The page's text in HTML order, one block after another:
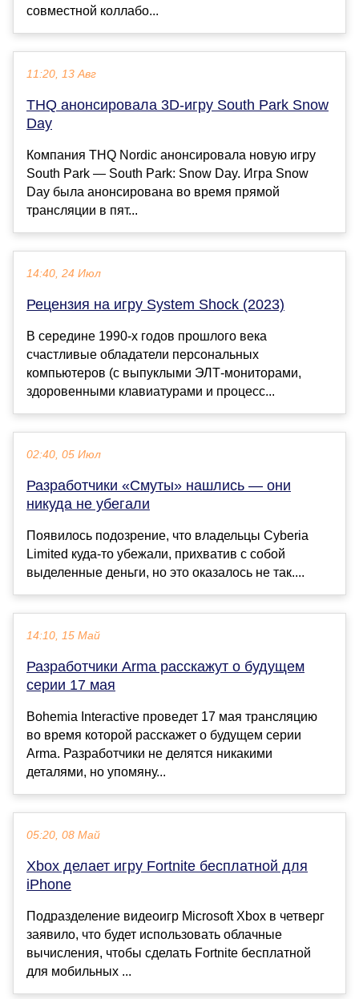
совместной коллабо...
11:20, 13 Авг
THQ анонсировала 3D-игру South Park Snow
Day
Компания THQ Nordic анонсировала новую игру
South Park — South Park: Snow Day. Игра Snow
Day была анонсирована во время прямой
трансляции в пят...
14:40, 24 Июл
Рецензия на игру System Shock (2023)
В середине 1990-х годов прошлого века
счастливые обладатели персональных
компьютеров (с выпуклыми ЭЛТ-мониторами,
здоровенными клавиатурами и процесс...
02:40, 05 Июл
Разработчики «Смуты» нашлись — они
никуда не убегали
Появилось подозрение, что владельцы Cyberia
Limited куда-то убежали, прихватив с собой
выделенные деньги, но это оказалось не так....
14:10, 15 Май
Разработчики Arma расскажут о будущем
серии 17 мая
Bohemia Interactive проведет 17 мая трансляцию
во время которой расскажет о будущем серии
Arma. Разработчики не делятся никакими
деталями, но упомяну...
05:20, 08 Май
Xbox делает игру Fortnite бесплатной для
iPhone
Подразделение видеоигр Microsoft Xbox в четверг
заявило, что будет использовать облачные
вычисления, чтобы сделать Fortnite бесплатной
для мобильных ...